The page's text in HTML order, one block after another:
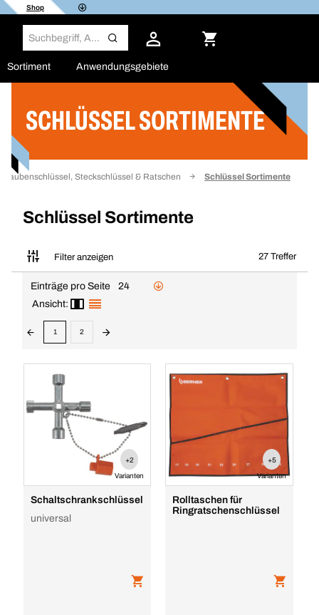
Shop
Sortiment Anwendungsgebiete
SCHLÜSSEL SORTIMENTE
Steckschlüssel & Ratschen Schlüssel Sortimente
Schlüssel Sortimente
Filter anzeigen 27 Treffer
Filter
Einträge pro Seite
24
Ansicht:
1 2
+2
Varianten
Schaltschrankschlüssel
universal
+5
Varianten
Rolltaschen für
Ringratschenschlüssel